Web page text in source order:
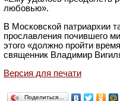
любовью».
В Московской патриархии
прославления почившего
этого «должно пройти
священник Владимир
Версия для печати
Поделиться…